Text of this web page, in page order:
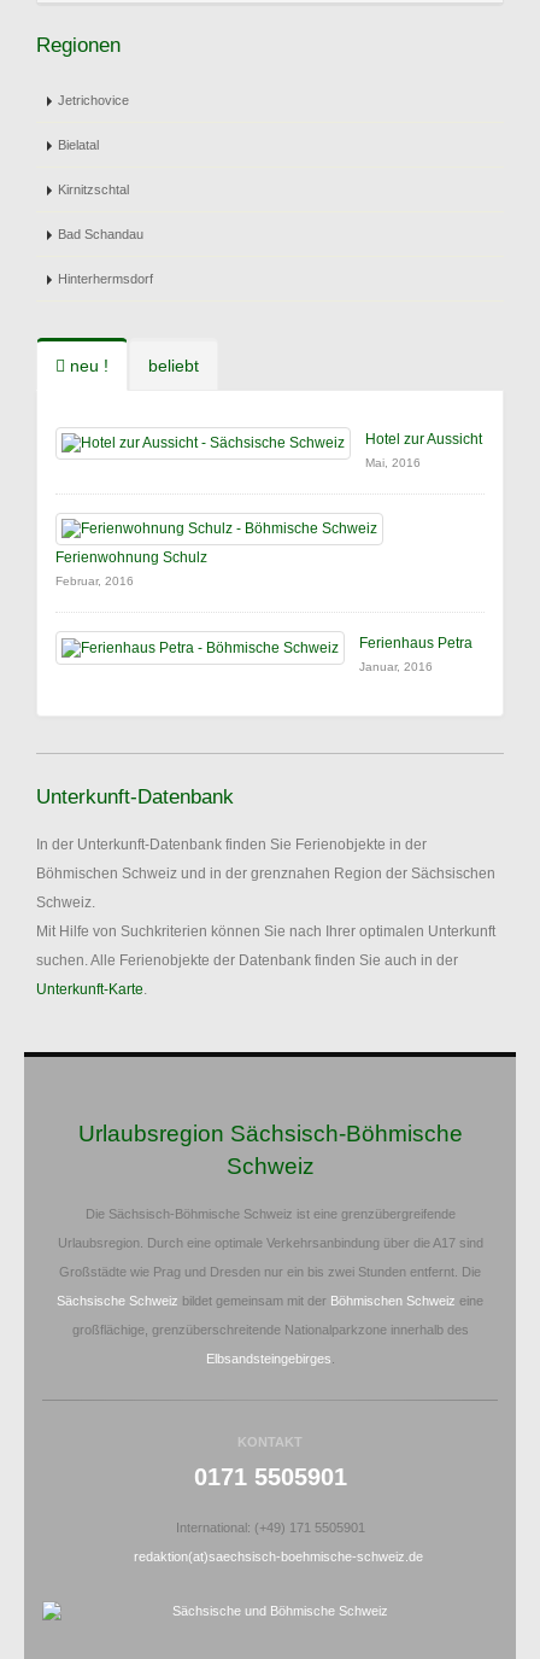
Regionen
Jetrichovice
Bielatal
Kirnitzschtal
Bad Schandau
Hinterhermsdorf
neu ! beliebt
Hotel zur Aussicht
Mai, 2016
Ferienwohnung Schulz
Februar, 2016
Ferienhaus Petra
Januar, 2016
Unterkunft-Datenbank
In der Unterkunft-Datenbank finden Sie Ferienobjekte in der
Böhmischen Schweiz und in der grenznahen Region der Sächsischen
Schweiz.
Mit Hilfe von Suchkriterien können Sie nach Ihrer optimalen Unterkunft
suchen. Alle Ferienobjekte der Datenbank finden Sie auch in der
Unterkunft-Karte.
Urlaubsregion Sächsisch-Böhmische
Schweiz
Die Sächsisch-Böhmische Schweiz ist eine grenzübergreifende
Urlaubsregion. Durch eine optimale Verkehrsanbindung über die A17 sind
Großstädte wie Prag und Dresden nur ein bis zwei Stunden entfernt. Die
Sächsische Schweiz bildet gemeinsam mit der Böhmischen Schweiz eine
großflächige, grenzüberschreitende Nationalparkzone innerhalb des
Elbsandsteingebirges
KONTAKT
0171 5505901
International: (+49) 171 5505901
redaktion(at)saechsisch-boehmische-schweiz.de